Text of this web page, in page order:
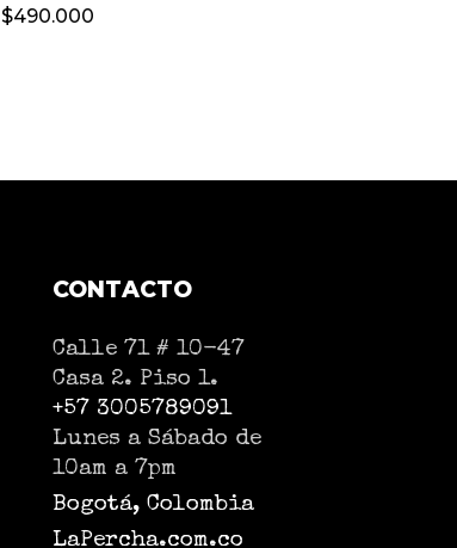
$490.000
CONTACTO
Calle 71 # 10-47
Casa 2. Piso 1.
+57 3005789091
Lunes a Sábado de
10am a 7pm
Bogotá, Colombia
LaPercha.com.co